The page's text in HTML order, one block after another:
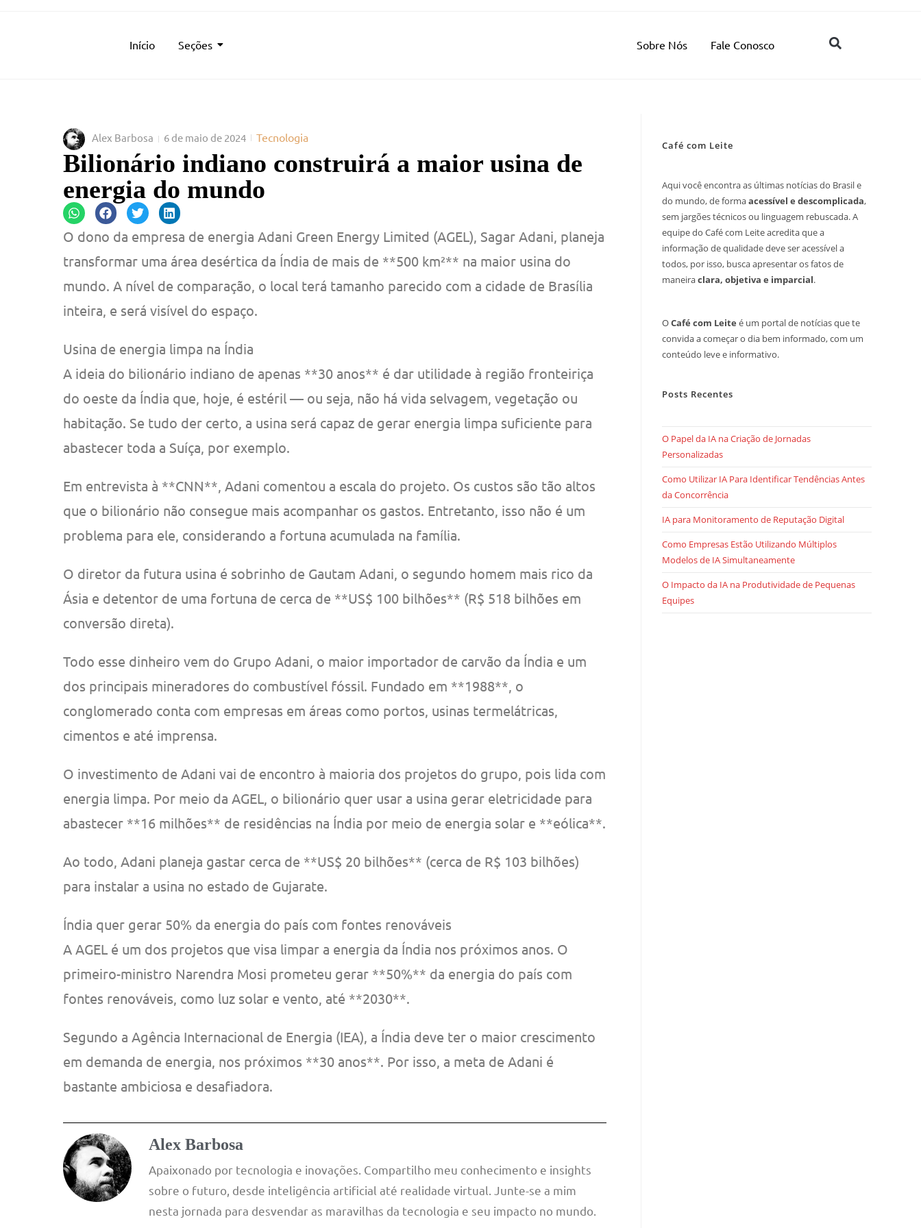
Início Seções Sobre Nós Fale Conosco
Alex Barbosa 6 de maio de 2024 Tecnologia
Bilionário indiano construirá a maior usina de
energia do mundo
O dono da empresa de energia Adani Green Energy Limited (AGEL), Sagar Adani, planeja
transformar uma área desértica da Índia de mais de **500 km²** na maior usina do
mundo. A nível de comparação, o local terá tamanho parecido com a cidade de Brasília
inteira, e será visível do espaço.
Usina de energia limpa na Índia
A ideia do bilionário indiano de apenas **30 anos** é dar utilidade à região fronteiriça
do oeste da Índia que, hoje, é estéril — ou seja, não há vida selvagem, vegetação ou
habitação. Se tudo der certo, a usina será capaz de gerar energia limpa suficiente para
abastecer toda a Suíça, por exemplo.
Em entrevista à **CNN**, Adani comentou a escala do projeto. Os custos são tão altos
que o bilionário não consegue mais acompanhar os gastos. Entretanto, isso não é um
problema para ele, considerando a fortuna acumulada na família.
O diretor da futura usina é sobrinho de Gautam Adani, o segundo homem mais rico da
Ásia e detentor de uma fortuna de cerca de **US$ 100 bilhões** (R$ 518 bilhões em
conversão direta).
Todo esse dinheiro vem do Grupo Adani, o maior importador de carvão da Índia e um
dos principais mineradores do combustível fóssil. Fundado em **1988**, o
conglomerado conta com empresas em áreas como portos, usinas termelátricas,
cimentos e até imprensa.
O investimento de Adani vai de encontro à maioria dos projetos do grupo, pois lida com
energia limpa. Por meio da AGEL, o bilionário quer usar a usina gerar eletricidade para
abastecer **16 milhões** de residências na Índia por meio de energia solar e **eólica**.
Ao todo, Adani planeja gastar cerca de **US$ 20 bilhões** (cerca de R$ 103 bilhões)
para instalar a usina no estado de Gujarate.
Índia quer gerar 50% da energia do país com fontes renováveis
A AGEL é um dos projetos que visa limpar a energia da Índia nos próximos anos. O
primeiro-ministro Narendra Mosi prometeu gerar **50%** da energia do país com
fontes renováveis, como luz solar e vento, até **2030**.
Segundo a Agência Internacional de Energia (IEA), a Índia deve ter o maior crescimento
em demanda de energia, nos próximos **30 anos**. Por isso, a meta de Adani é
bastante ambiciosa e desafiadora.
Alex Barbosa
Apaixonado por tecnologia e inovações. Compartilho meu conhecimento e insights
sobre o futuro, desde inteligência artificial até realidade virtual. Junte-se a mim
nesta jornada para desvendar as maravilhas da tecnologia e seu impacto no mundo.
Café com Leite
Aqui você encontra as últimas notícias do Brasil e
do mundo, de formaacessível e descomplicada,
sem jargões técnicos ou linguagem rebuscada. A
equipe do Café com Leite acredita que a
informação de qualidade deve ser acessível a
todos, por isso, busca apresentar os fatos de
maneiraclara, objetiva e imparcial.
OCafé com Leite é um portal de notícias que te
convida a começar o dia bem informado, com um
conteúdo leve e informativo.
Posts Recentes
O Papel da IA na Criação de Jornadas
Personalizadas
Como Utilizar IA Para Identificar Tendências Antes
da Concorrência
IA para Monitoramento de Reputação Digital
Como Empresas Estão Utilizando Múltiplos
Modelos de IA Simultaneamente
O Impacto da IA na Produtividade de Pequenas
Equipes